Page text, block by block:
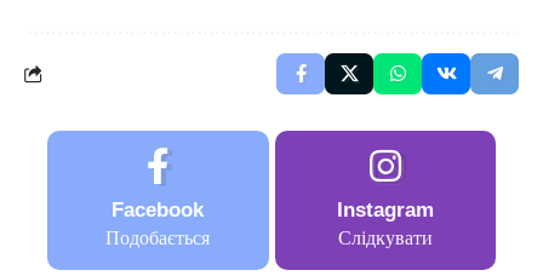
Facebook
Подобається
Instagram
Слідкувати